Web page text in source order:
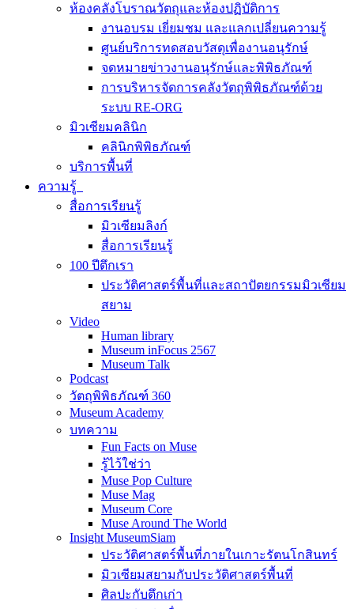
ห้องคลังโบราณวัตถุและห้องปฏิบัติการ
งานอบรม เยี่ยมชม และแลกเปลี่ยนความรู้
ศูนย์บริการทดสอบวัสดุเพื่องานอนุรักษ์
จดหมายข่าวงานอนุรักษ์และพิพิธภัณฑ์
การบริหารจัดการคลังวัตถุพิพิธภัณฑ์ด้วย
ระบบ RE-ORG
มิวเซียมคลินิก
คลินิกพิพิธภัณฑ์
บริการพื้นที่
ความรู้
สื่อการเรียนรู้
มิวเซียมลิงก์
สื่อการเรียนรู้
100 ปีตึกเรา
ประวัติศาสตร์พื้นที่และสถาปัตยกรรมมิวเซียม
สยาม
Video
Human library
Museum inFocus 2567
Museum Talk
Podcast
วัตถุพิพิธภัณฑ์ 360
Museum Academy
บทความ
Fun Facts on Muse
รู้ไว้ใช่ว่า
Muse Pop Culture
Muse Mag
Museum Core
Muse Around The World
Insight MuseumSiam
ประวัติศาสตร์พื้นที่ภายในเกาะรัตนโกสินทร์
มิวเซียมสยามกับประวัติศาสตร์พื้นที่
ศิลปะกับตึกเก่า